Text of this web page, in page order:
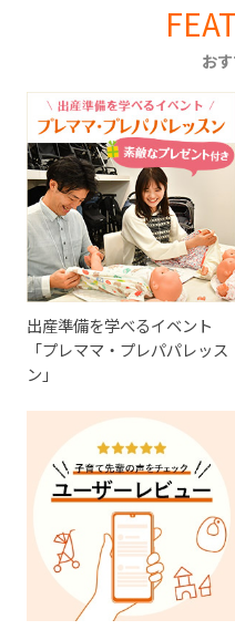
お
出産準備を学べるイベント
「プレママ・プレパパレッス
ン」